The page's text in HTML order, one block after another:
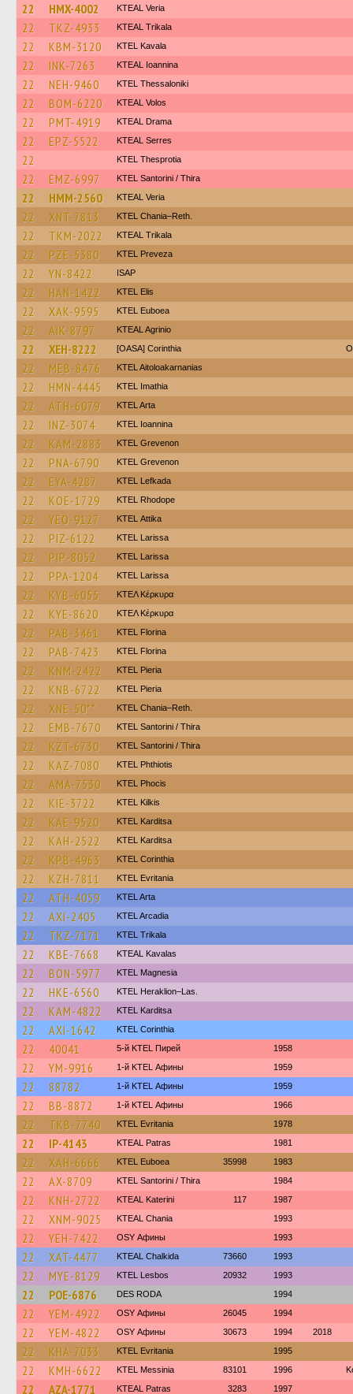
22 HMX-4002 KTEAL Veria
22 TKZ-4933 KTEAL Trikala
22 KBM-3120 KTEL Kavala
22 INK-7263 KTEAL Ioannina
22 NEH-9460 KTEL Thessaloniki
22 BOM-6220 KTEAL Volos
22 PMT-4919 KTEAL Drama
22 EPZ-5522 KTEAL Serres
22 KTEL Thesprotia
22 EMZ-6997 KTEL Santorini / Thira
22 HMM-2560 KTEAL Veria
22 XNT-7813 KTEL Chania–Reth.
22 TKM-2022 KTEAL Trikala
22 PZE-5380 KTEL Preveza
22 YN-8422 ISAP
22 HAN-1422 KTEL Elis
22 XAK-9595 ΚΤΕL Euboea
22 AIK-8797 KTEAL Agrinio
22 XEH-8222 [OASA] Corinthia
22 MEB-8476 KTEL Aitoloakarnanias
22 HMN-4445 KTEL Imathia
22 ATH-6079 KTEL Arta
22 INZ-3074 KTEL Ioannina
22 KAM-2883 ΚΤΕL Grevenon
22 PNA-6790 ΚΤΕL Grevenon
22 EYA-4287 KTEL Lefkada
22 KOE-1729 KTEL Rhodope
22 YEO-9127 KΤΕL Αttika
22 PIZ-6122 KTEL Larissa
22 PIP-8052 KTEL Larissa
22 PPA-1204 KTEL Larissa
22 KYB-6055 ΚΤΕΛ Κέρκυρα
22 KYE-8620 ΚΤΕΛ Κέρκυρα
22 PAB-3461 KTEL Florina
22 PAB-7423 KTEL Florina
22 KNM-2422 KTEL Pieria
22 KNB-6722 KTEL Pieria
22 XNE-50** KTEL Chania–Reth.
22 EMB-7670 KTEL Santorini / Thira
22 KZT-6730 KTEL Santorini / Thira
22 KAZ-7080 ΚΤΕL Phthiotis
22 AMA-7530 ΚΤΕL Phocis
22 KIE-3722 KTEL Kilkis
22 KAE-9520 ΚΤΕL Karditsa
22 KAH-2522 ΚΤΕL Karditsa
22 KPB-4963 KTEL Corinthia
22 KZH-7811 ΚΤΕL Evritania
22 ATH-4059 KTEL Arta
22 AXI-2405 KTEL Arcadia
22 TKZ-7171 ΚΤΕL Τrikala
22 KBE-7668 KTEAL Kavalas
22 BON-5977 ΚΤΕL Magnesia
22 HKE-6560 KTEL Heraklion–Las.
22 KAM-4822 ΚΤΕL Karditsa
22 AXI-1642 KTEL Corinthia
22 40041 5-й KTEL Пирей 1958
22 YM-9916 1-й KTEL Афины 1959
22 88782 1-й KTEL Афины 1959
22 BB-8872 1-й KTEL Афины 1966
22 TKB-7740 ΚΤΕL Evritania 1978
22 IP-4143 KTEAL Patras 1981
22 XAH-6666 ΚΤΕL Euboea 35998 1983
22 AX-8709 KTEL Santorini / Thira 1984
22 KNH-2722 KTEAL Katerini 117 1987
22 XNM-9025 KTEAL Chania 1993
22 YEH-7422 OSY Афины 1993
22 XAT-4477 KTEAL Chalkida 73660 1993
22 MYE-8129 KTEL Lesbos 20932 1993
22 POE-6876 DES RODA 1994
22 YEM-4922 OSY Афины 26045 1994
22 YEM-4822 OSY Афины 30673 1994 2018
22 KHA-7033 ΚΤΕL Evritania 1995
22 KMH-6622 KTEL Messinia 83101 1996
22 AZA-1771 KTEAL Patras 3283 1997